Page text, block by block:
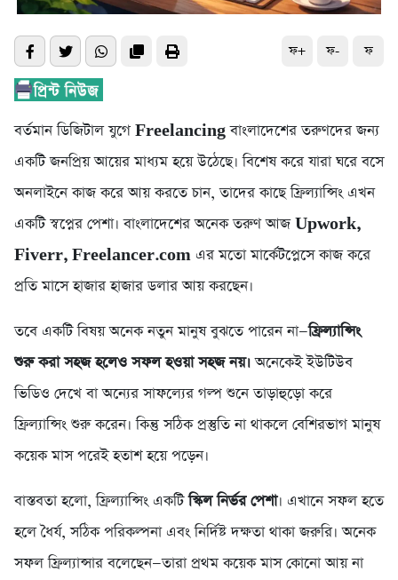
ফ+ ফ- ফ
বর্তমান ডিজিটাল যুগে Freelancingবাংলাদেশের তরুণদের জন্য
একটি জনপ্রিয় আয়ের মাধ্যম হয়ে উঠেছে। বিশেষ করে যারা ঘরে বসে
অনলাইনে কাজ করে আয় করতে চান, তাদের কাছে ফ্রিল্যান্সিং এখন
একটি স্বপ্নের পেশা। বাংলাদেশের অনেক তরুণ আজUpwork,
Fiverr, Freelancer.com এর মতো মার্কেটপ্লেসে কাজ করে
প্রতি মাসে হাজার হাজার ডলার আয় করছেন।
তবে একটি বিষয় অনেক নতুন মানুষ বুঝতে পারেন না—ফ্রিল্যান্সিং
শুরু করা সহজ হলেও সফল হওয়া সহজ নয়।অনেকেই ইউটিউব
ভিডিও দেখে বা অন্যের সাফল্যের গল্প শুনে তাড়াহুড়ো করে
ফ্রিল্যান্সিং শুরু করেন। কিন্তু সঠিক প্রস্তুতি না থাকলে বেশিরভাগ মানুষ
কয়েক মাস পরেই হতাশ হয়ে পড়েন।
বাস্তবতা হলো, ফ্রিল্যান্সিং একটিস্কিল নির্ভর পেশা। এখানে সফল হতে
হলে ধৈর্য, সঠিক পরিকল্পনা এবং নির্দিষ্ট দক্ষতা থাকা জরুরি। অনেক
সফল ফ্রিল্যান্সার বলেছেন—তারা প্রথম কয়েক মাস কোনো আয় না